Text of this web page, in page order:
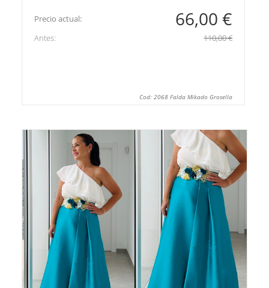
Precio actual: 66,00 €
Antes: 110,00 €
Cod: 2068 Falda Mikado Grosella